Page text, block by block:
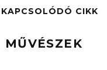
KAPCSOLÓDÓ CIKK
MŰVÉSZEK